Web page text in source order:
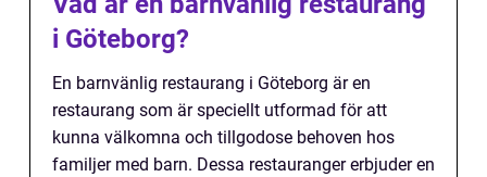
i Göteborg?
En barnvänlig restaurang i Göteborg är en
restaurang som är speciellt utformad för att
kunna välkomna och tillgodose behoven hos
familjer med barn. Dessa restauranger erbjuder en